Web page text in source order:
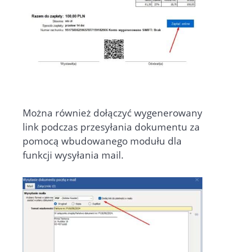
Można również dołączyć wygenerowany
link podczas przesyłania dokumentu za
pomocą wbudowanego modułu dla
funkcji wysyłania mail.